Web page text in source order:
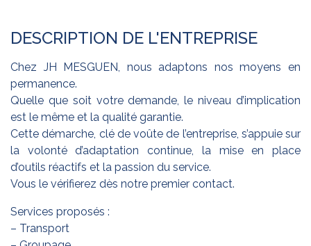
DESCRIPTION DE L'ENTREPRISE
Chez JH MESGUEN, nous adaptons nos moyens en
permanence.
Quelle que soit votre demande, le niveau d’implication
est le même et la qualité garantie.
Cette démarche, clé de voûte de l’entreprise, s’appuie sur
la volonté d’adaptation continue, la mise en place
d’outils réactifs et la passion du service.
Vous le vérifierez dès notre premier contact.
Services proposés :
– Transport